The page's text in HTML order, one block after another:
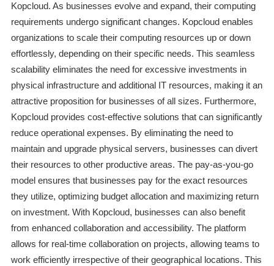
Kopcloud. As businesses evolve and expand, their computing
requirements undergo significant changes. Kopcloud enables
organizations to scale their computing resources up or down
effortlessly, depending on their specific needs. This seamless
scalability eliminates the need for excessive investments in
physical infrastructure and additional IT resources, making it an
attractive proposition for businesses of all sizes. Furthermore,
Kopcloud provides cost-effective solutions that can significantly
reduce operational expenses. By eliminating the need to
maintain and upgrade physical servers, businesses can divert
their resources to other productive areas. The pay-as-you-go
model ensures that businesses pay for the exact resources
they utilize, optimizing budget allocation and maximizing return
on investment. With Kopcloud, businesses can also benefit
from enhanced collaboration and accessibility. The platform
allows for real-time collaboration on projects, allowing teams to
work efficiently irrespective of their geographical locations. This